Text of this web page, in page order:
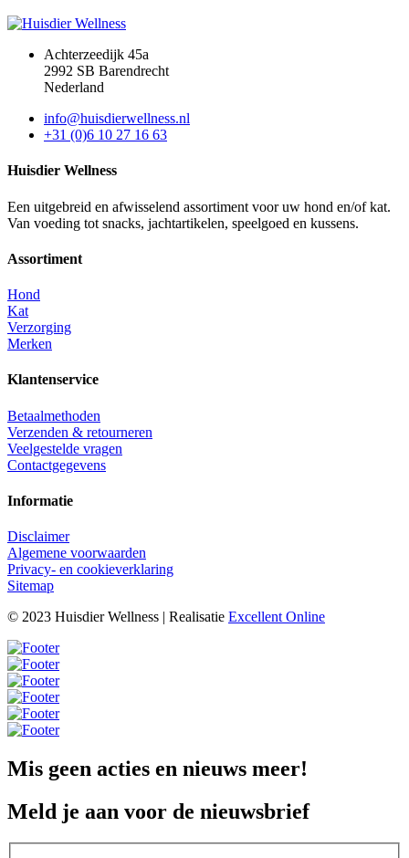
Achterzeedijk 45a
2992 SB Barendrecht
Nederland
info@huisdierwellness.nl
+31 (0)6 10 27 16 63
Huisdier Wellness
Een uitgebreid en afwisselend assortiment voor uw hond en/of kat.
Van voeding tot snacks, jachtartikelen, speelgoed en kussens.
Assortiment
Hond
Kat
Verzorging
Merken
Klantenservice
Betaalmethoden
Verzenden & retourneren
Veelgestelde vragen
Contactgegevens
Informatie
Disclaimer
Algemene voorwaarden
Privacy- en cookieverklaring
Sitemap
© 2023 Huisdier Wellness | Realisatie Excellent Online
Mis geen acties en nieuws meer!
Meld je aan voor de nieuwsbrief